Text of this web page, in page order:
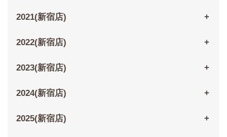
2021(新宿店)
2022(新宿店)
2023(新宿店)
2024(新宿店)
2025(新宿店)